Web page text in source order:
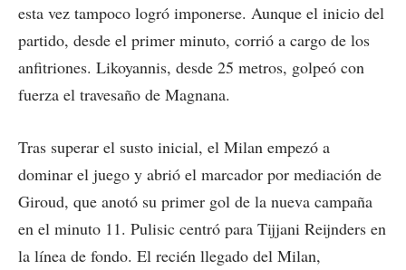
esta vez tampoco logró imponerse. Aunque el inicio del
partido, desde el primer minuto, corrió a cargo de los
anfitriones. Likoyannis, desde 25 metros, golpeó con
fuerza el travesaño de Magnana.
Tras superar el susto inicial, el Milan empezó a
dominar el juego y abrió el marcador por mediación de
Giroud, que anotó su primer gol de la nueva campaña
en el minuto 11. Pulisic centró para Tijjani Reijnders en
la línea de fondo. El recién llegado del Milan,